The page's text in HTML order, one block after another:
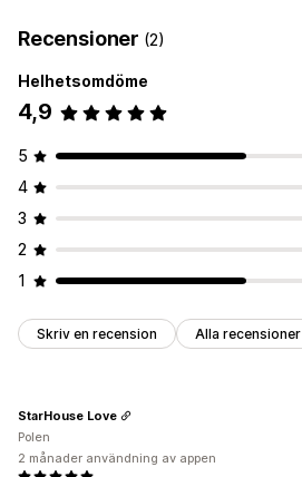
Recensioner (2)
Helhetsomdöme
4,9
5
4
3
2
1
Skriv en recension Alla recensioner
StarHouse Love
Polen
2 månader användning av appen